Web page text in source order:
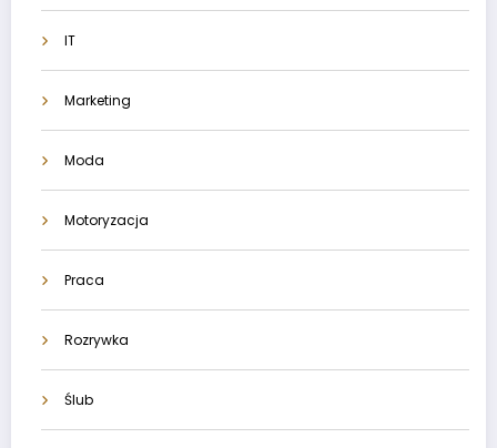
IT
Marketing
Moda
Motoryzacja
Praca
Rozrywka
Ślub